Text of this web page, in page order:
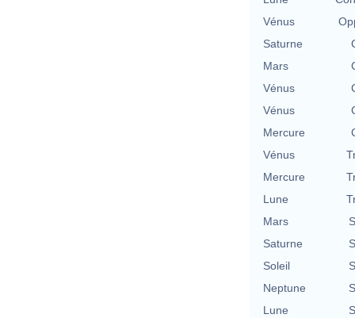
Vénus
Saturne
Mars
Vénus
Vénus
Mercure
Vénus
Mercure
Lune
Mars
Saturne
Soleil
Neptune
Lune